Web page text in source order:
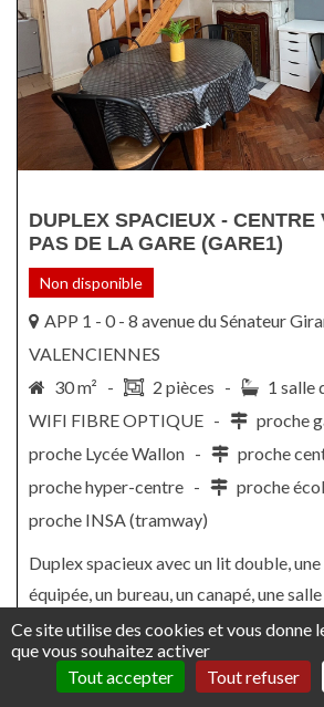
DUPLEX SPACIEUX - CENTRE
PAS DE LA GARE (GARE1)
Non disponible
APP 1 - 0 - 8 avenue du Sénateur
VALENCIENNES
30 m² -
2 pièces -
1 salle
WIFI FIBRE OPTIQUE -
proche
proche Lycée Wallon -
proche
proche hyper-centre -
proche
proche INSA (tramway)
Duplex spacieux avec un lit double,
équipée, un bureau, un canapé, une
et chaises. A 6 minutes du Lycée
proche universités des Tertiales
optique compris.
Ce site utilise des cookies et vous donne
que vous souhaitez activer
Tout accepter
Tout refuser